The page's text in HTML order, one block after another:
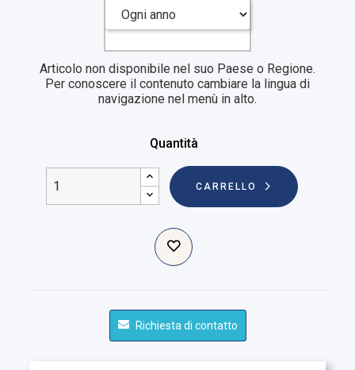
Articolo non disponibile nel suo Paese o Regione.
Per conoscere il contenuto cambiare la lingua di
navigazione nel menù in alto.
Quantità
CARRELLO
Richiesta di contatto